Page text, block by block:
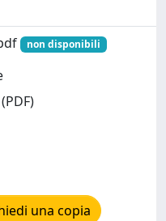
non disponibili
una copia